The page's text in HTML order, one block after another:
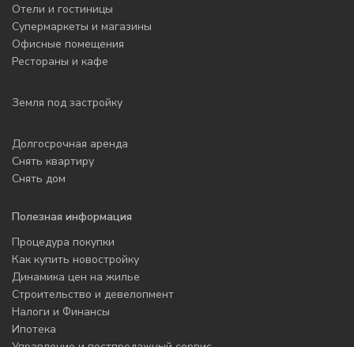
Отели и гостиницы
Супермаркеты и магазины
Офисные помещения
Рестораны и кафе
Земля под застройку
Долгосрочная аренда
Снять квартиру
Снять дом
Полезная информация
Процедура покупки
Как купить новостройку
Динамика цен на жилье
Строительство и девелопмент
Налоги и Финансы
Ипотека